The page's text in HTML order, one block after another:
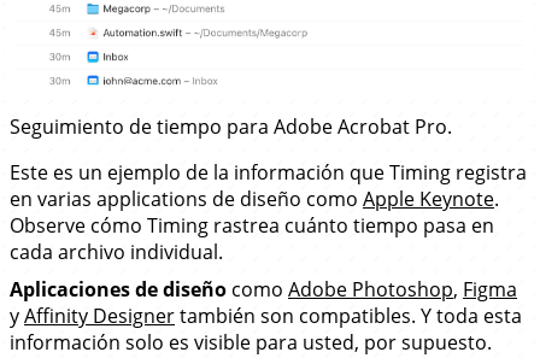
Seguimiento de tiempo para Adobe Acrobat Pro.
Este es un ejemplo de la información que Timing registra
en varias applications de diseño como Apple Keynote.
Observe cómo Timing rastrea cuánto tiempo pasa en
cada archivo individual.
Aplicaciones de diseño como Adobe Photoshop, Figma
yAffinity Designertambién son compatibles. Y toda esta
información solo es visible para usted, por supuesto.